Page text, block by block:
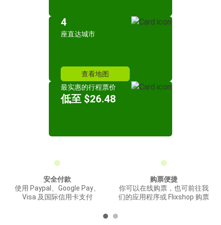
4
座直达城市
查看地图
最实惠的行程票价
低至 $26.48
安全付款
使用 Paypal、Google Pay、
Visa 及国际信用卡支付
购票便捷
你可以在线购票，也可前往我
们的应用程序或 Flixshop 购票